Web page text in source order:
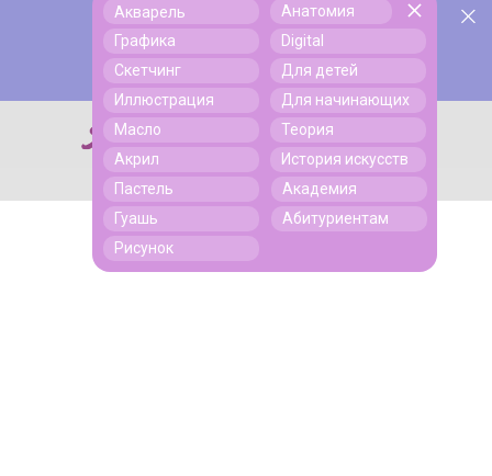
Поиск
Поиск
Акварель
Графика
Скетчинг
Иллюстрация
Масло
Акрил
Пастель
Гуашь
Рисунок
Анатомия
Digital
Для детей
Для начинающих
Теория
История искусств
Академия
Абитуриентам